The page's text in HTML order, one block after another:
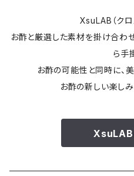
XsuLAB（クロ
お酢と厳選した素材を掛け合わ
ら手
お酢の可能性と同時に、
お酢の新しい楽し
XsuLAB